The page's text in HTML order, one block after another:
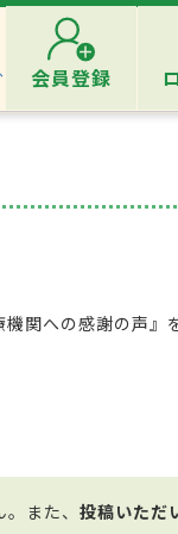
会員登録
関への感謝の声』
また、 投稿いただ